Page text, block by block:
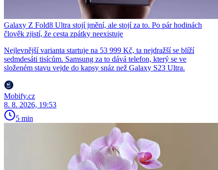
Galaxy Z Fold8 Ultra stojí jmění, ale stojí za to. Po pár hodinách
člověk zjistí, že cesta zpátky neexistuje
Nejlevnější varianta startuje na 53 999 Kč, ta nejdražší se blíží
sedmdesáti tisícům. Samsung za to dává telefon, který se ve
složeném stavu vejde do kapsy snáz než Galaxy S23 Ultra.
Mobify.cz
8. 8. 2026, 19:53
5 min